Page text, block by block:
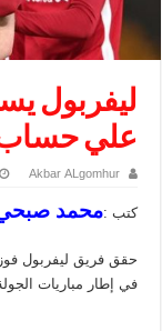
ليفربول
علي حساب
Akbar ALgomhur
كتب :محمد
في إطار مباريات الجولة الـ28 من الدوري الإنجليزي، على ملعب